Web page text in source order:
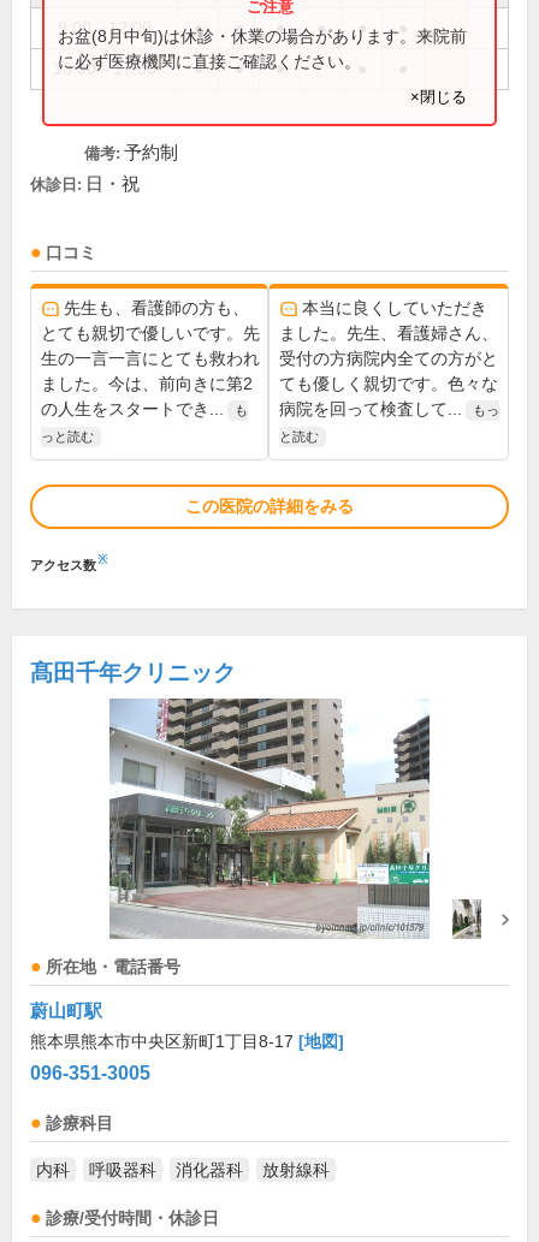
9:00～12:00 ● ● ● ● ●
13:00～17:00 ● ● ●
お盆(8月中旬)は休診・休業の場合があります。来院前
に必ず医療機関に直接ご確認ください。
×閉じる
備考: 予約制
休診日: 日・祝
口コミ
先生も、看護師の方も、
とても親切で優しいです。先
生の一言一言にとても救われ
ました。今は、前向きに第2
の人生をスタートでき...
も
っと読む
本当に良くしていただき
ました。先生、看護婦さん、
受付の方病院内全ての方がと
ても優しく親切です。色々な
病院を回って検査して...
もっ
と読む
この医院の詳細をみる
アクセス数※
髙田千年クリニック
所在地・電話番号
蔚山町駅
熊本県熊本市中央区新町1丁目8-17 [地図]
096-351-3005
診療科目
内科 呼吸器科 消化器科 放射線科
診療/受付時間・休診日